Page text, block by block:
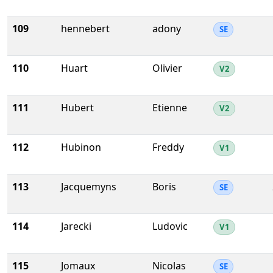
109 hennebert adony SE
110 Huart Olivier V2
111 Hubert Etienne V2
112 Hubinon Freddy V1
113 Jacquemyns Boris SE
114 Jarecki Ludovic V1
115 Jomaux Nicolas SE